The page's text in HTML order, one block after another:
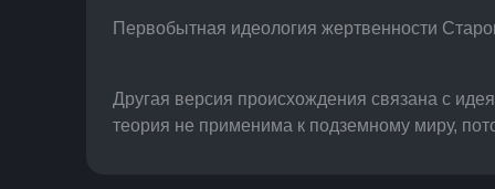
Первобытная идеология жертвенности
Другая версия происхождения связана с
теория не применима к подземному миру,